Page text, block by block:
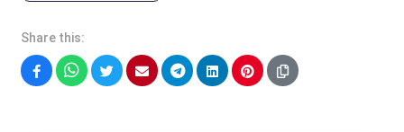
Share this: